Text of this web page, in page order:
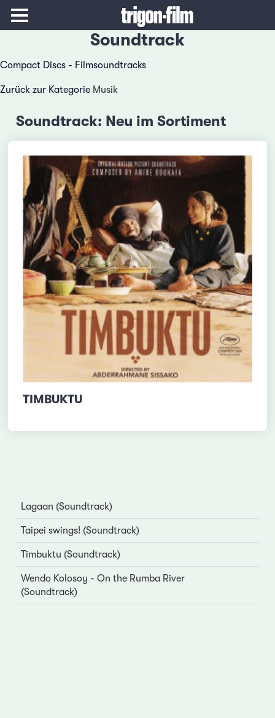
Soundtrack
Compact Discs - Filmsoundtracks
Zurück zur Kategorie Musik
Soundtrack: Neu im Sortiment
TIMBUKTU
Lagaan (Soundtrack)
Taipei swings! (Soundtrack)
Timbuktu (Soundtrack)
Wendo Kolosoy - On the Rumba River
(Soundtrack)